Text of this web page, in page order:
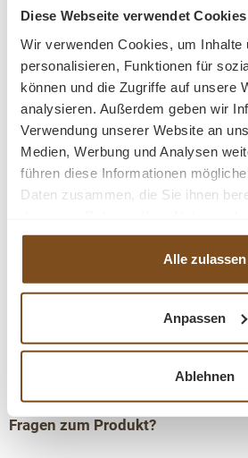
Diese Webseite verwendet Cookies
Wir verwenden Cookies, um Inhalte
personalisieren, Funktionen für
können und die Zugriffe auf unsere
analysieren. Außerdem geben wir
Verwendung unserer Website an
Medien, Werbung und Analysen
führen diese Informationen
Daten zusammen, die Sie ihnen
haben.
Alle zulassen
Anpassen
Ablehnen
Dieser industriellerBeistelltisch
aus Teakholz gefertigt. Die Basis
diese Materialkombination passt
in jedes industrielle Interieur.
Die Möbelkollektion Cascia wird
ausrecyceltem Teakholz
lackiert.
Abmessungen H/B/T: 60/55/30 cm
Beistelltisch
Fragen zum Produkt?